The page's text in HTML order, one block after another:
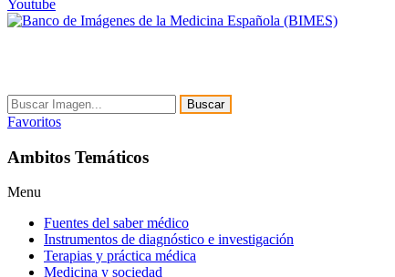
Youtube
Buscar
Favoritos
Ambitos Temáticos
Menu
Fuentes del saber médico
Instrumentos de diagnóstico e investigación
Terapias y práctica médica
Medicina y sociedad